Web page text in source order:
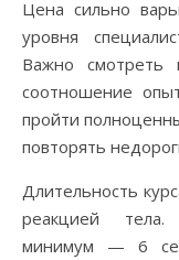
Цена сильно
уровня
Важно
соотношение
пройти
повторять
Длительность
реакцией тела.
минимум — 6